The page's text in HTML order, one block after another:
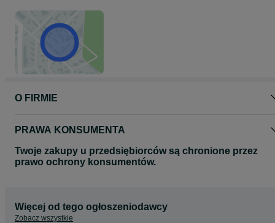
O FIRMIE
PRAWA KONSUMENTA
Twoje zakupy u przedsiębiorców są chronione przez
prawo ochrony konsumentów.
Więcej od tego ogłoszeniodawcy
Zobacz wszystkie